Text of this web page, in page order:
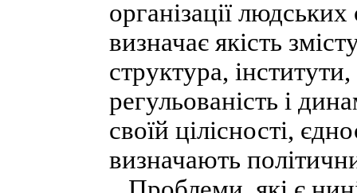
організації
визначає якість
структура,
регульованість і
своїй цілісності,
визначають